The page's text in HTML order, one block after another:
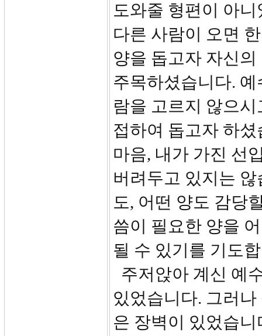
도와줄 형편이 아
다른 사람이 오면
양을 돕고자 자신
주목하셨습니다.
람을 고르지 않으
접하여 돕고자 하
마음, 내가 가진 선
버려두고 있지는
도, 어떤 양도 감당
씀이 필요한 양을
될 수 있기를 기도
주저앉아 계신 예
있었습니다. 그러
은 장벽이 있었습